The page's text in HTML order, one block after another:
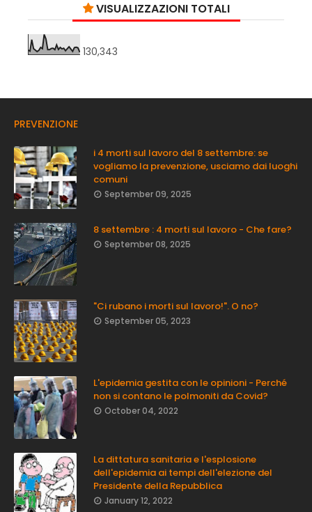
VISUALIZZAZIONI TOTALI
130,343
PREVENZIONE
i 4 morti sul lavoro del 8 settembre: se
vogliamo la prevenzione, usciamo dai luoghi
comuni
September 09, 2025
8 settembre : 4 morti sul lavoro - Che fare?
September 08, 2025
"Ci rubano i morti sul lavoro!". O no?
September 05, 2023
L'epidemia gestita con le opinioni - Perché
non si contano le polmoniti da Covid?
October 04, 2022
La dittatura sanitaria e l'esplosione
dell'epidemia ai tempi dell'elezione del
Presidente della Repubblica
January 12, 2022